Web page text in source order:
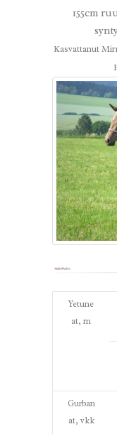
155cm
Kasvattanut
Yetune
at, rn
Gurban
at, vkk